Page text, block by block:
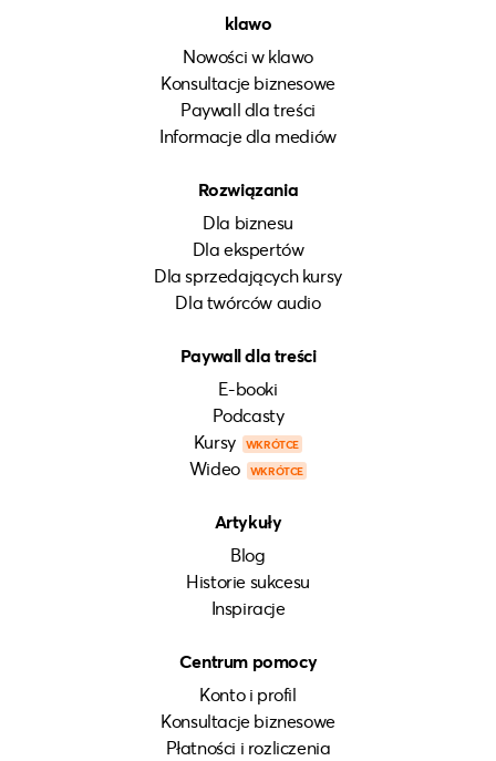
klawo
Nowości w klawo
Konsultacje biznesowe
Paywall dla treści
Informacje dla mediów
Rozwiązania
Dla biznesu
Dla ekspertów
Dla sprzedających kursy
Dla twórców audio
Paywall dla treści
E-booki
Podcasty
Kursy
WKRÓTCE
Wideo WKRÓTCE
Artykuły
Blog
Historie sukcesu
Inspiracje
Centrum pomocy
Konto i profil
Konsultacje biznesowe
Płatności i rozliczenia